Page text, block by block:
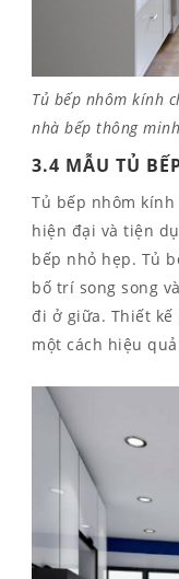
Tủ bếp nhôm kính
nhà bếp thông
3.4 MẪU TỦ
Tủ bếp nhôm
hiện đại và tiện
bếp nhỏ hẹp. Tủ
bố trí song song
đi ở giữa. Thiết
một cách hiệu